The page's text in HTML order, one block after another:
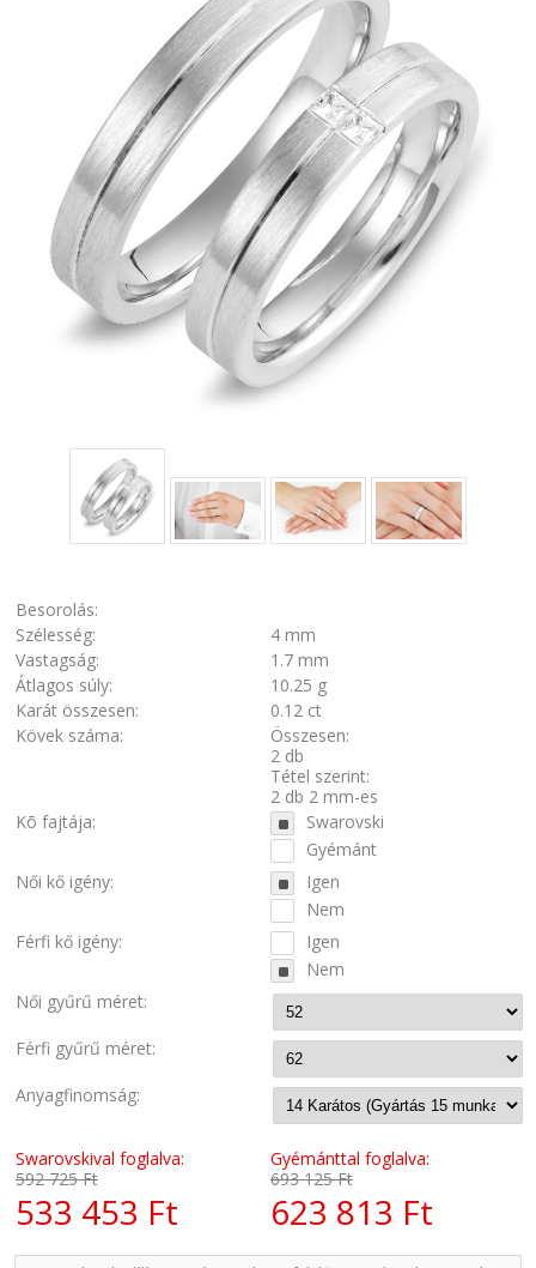
Besorolás:
Szélesség:
4 mm
Vastagság:
1.7 mm
Átlagos súly:
10.25 g
Karát összesen:
0.12 ct
Kövek száma:
Összesen:
2 db
Tétel szerint:
2 db 2 mm-es
Kõ fajtája:
Swarovski
Gyémánt
Női kő igény:
Igen
Nem
Férfi kő igény:
Igen
Nem
Női gyűrű méret:
Férfi gyűrű méret:
Anyagfinomság:
Swarovskival foglalva:
592 725 Ft
533 453 Ft
Gyémánttal foglalva:
693 125 Ft
623 813 Ft